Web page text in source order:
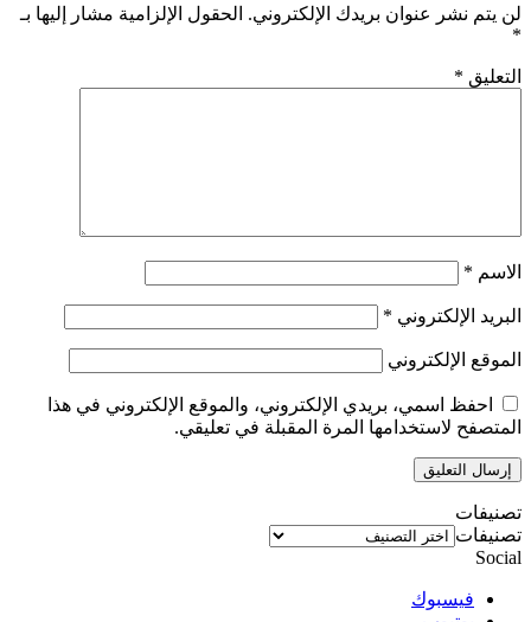
لن يتم نشر عنوان بريدك الإلكتروني. الحقول الإلزامية مشار إليها بـ
*
التعليق *
الاسم *
البريد الإلكتروني *
الموقع الإلكتروني
احفظ اسمي، بريدي الإلكتروني، والموقع الإلكتروني في هذا
المتصفح لاستخدامها المرة المقبلة في تعليقي.
تصنيفات
تصنيفات
Social
فيسبوك